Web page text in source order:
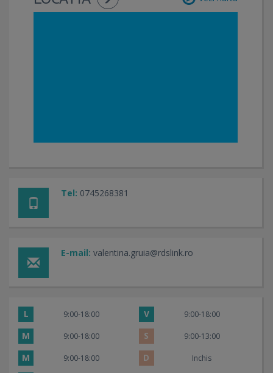
Tel: 0745268381
E-mail: valentina.gruia@rdslink.ro
L 9:00-18:00 V 9:00-18:00
M 9:00-18:00 S 9:00-13:00
M 9:00-18:00 D Inchis